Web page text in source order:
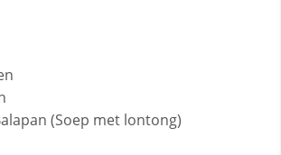
(Soep met lontong)